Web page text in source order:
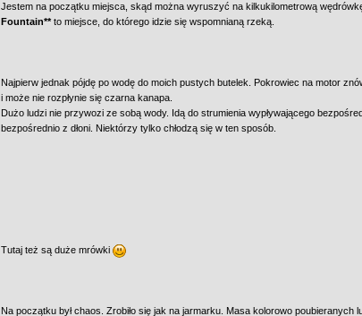
Jestem na początku miejsca, skąd można wyruszyć na kilkukilometrową
Fountain**to miejsce, do którego idzie się wspomnianą rzeką.
Najpierw jednak pójdę po wodę do moich pustych butelek. Pokrowiec na motor
i może nie rozpłynie się czarna kanapa.
Dużo ludzi nie przywozi ze sobą wody. Idą do strumienia wypływającego
bezpośrednio z dłoni. Niektórzy tylko chłodzą się w ten sposób.
Tutaj też są duże mrówki
Na początku był chaos. Zrobiło się jak na jarmarku. Masa kolorowo